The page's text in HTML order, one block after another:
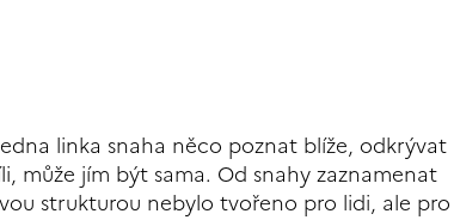
linka snaha něco poznat blíže, odkrývat
může jím být sama. Od snahy zaznamenat
strukturou nebylo tvořeno pro lidi, ale pro